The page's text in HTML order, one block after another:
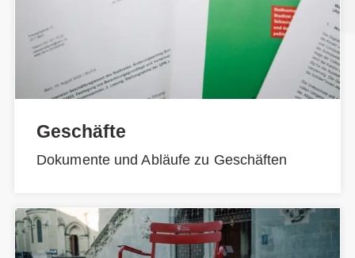
Geschäfte
Dokumente und Abläufe zu Geschäften